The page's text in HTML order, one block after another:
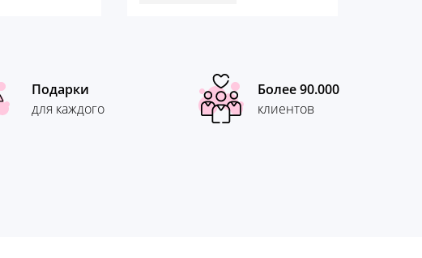
Подарки
для каждого
Более 90.000
клиентов